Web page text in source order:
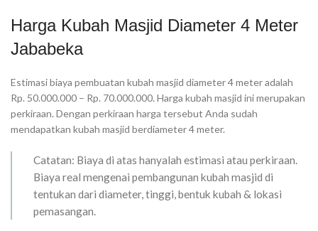
Harga Kubah Masjid Diameter 4 Meter
Jababeka
Estimasi biaya pembuatan kubah masjid diameter 4 meter adalah
Rp. 50.000.000 – Rp. 70.000.000. Harga kubah masjid ini merupakan
perkiraan. Dengan perkiraan harga tersebut Anda sudah
mendapatkan kubah masjid berdiameter 4 meter.
Catatan: Biaya di atas hanyalah estimasi atau perkiraan.
Biaya real mengenai pembangunan kubah masjid di
tentukan dari diameter, tinggi, bentuk kubah & lokasi
pemasangan.